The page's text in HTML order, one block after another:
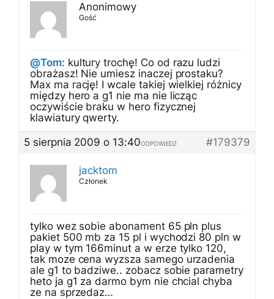
Anonimowy
Gość
@Tom: kultury trochę! Co od razu ludzi
obrażasz! Nie umiesz inaczej prostaku?
Max ma rację! I wcale takiej wielkiej różnicy
między hero a g1 nie ma nie licząc
oczywiście braku w hero fizycznej
klawiatury qwerty.
5 sierpnia 2009 o 13:40
#179379
ODPOWIEDZ
jacktom
Członek
tylko wez sobie abonament 65 pln plus
pakiet 500 mb za 15 pl i wychodzi 80 pln w
play w tym 166minut a w erze tylko 120,
tak moze cena wyzsza samego urzadenia
ale g1 to badziwe.. zobacz sobie parametry
heto ja g1 za darmo bym nie chcial chyba
ze na sprzedaz…